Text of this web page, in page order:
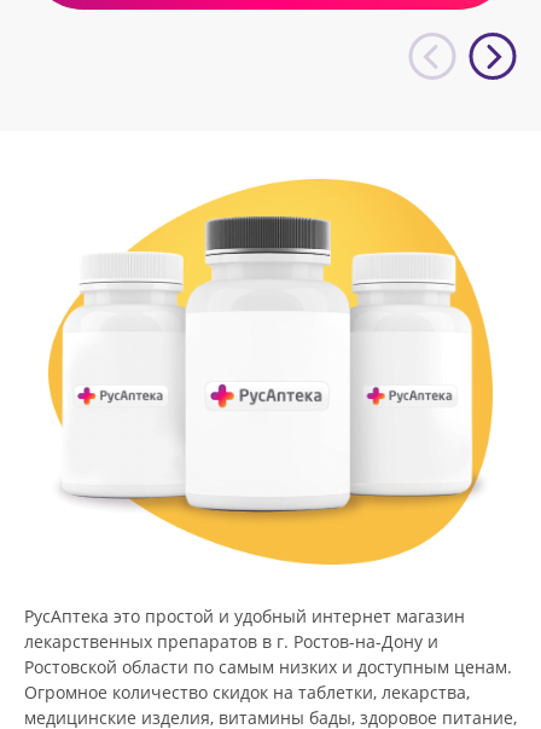
РусАптека это простой и удобный интернет магазин
лекарственных препаратов в г. Ростов-на-Дону и
Ростовской области по самым низких и доступным ценам.
Огромное количество скидок на таблетки, лекарства,
медицинские изделия, витамины бады, здоровое питание,